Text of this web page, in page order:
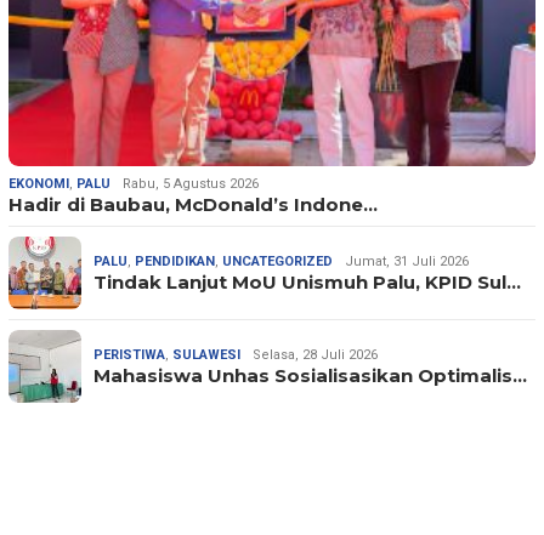
EKONOMI , PALU Rabu, 5 Agustus 2026
Hadir di Baubau, McDonald’s Indone…
PALU, PENDIDIKAN , UNCATEGORIZED Jumat, 31 Juli 2026
Tindak Lanjut MoU Unismuh Palu, KPID Sul…
PERISTIWA, SULAWESI Selasa, 28 Juli 2026
Mahasiswa Unhas Sosialisasikan Optimalis…